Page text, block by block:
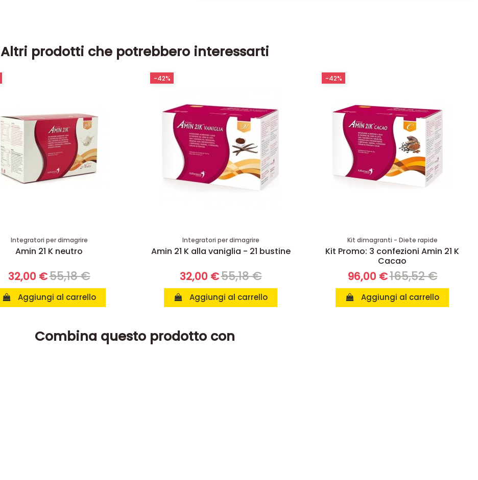
Altri prodotti che potrebbero interessarti
Integratori per dimagrire
Amin 21 K neutro
32,00 €55,18 €
Aggiungi al carrello
Integratori per dimagrire
Amin 21 K alla vaniglia - 21 bustine
32,00 €55,18 €
Aggiungi al carrello
-42%
Kit dimagranti - Diete rapide
Kit Promo: 3 confezioni Amin 21 K
Cacao
96,00 €165,52 €
Aggiungi al carrello
-42%
Combina questo prodotto con